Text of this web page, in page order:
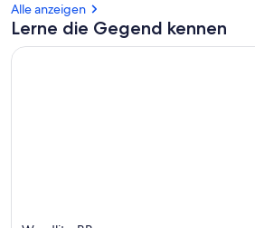
Alle anzeigen
Lerne die Gegend kennen